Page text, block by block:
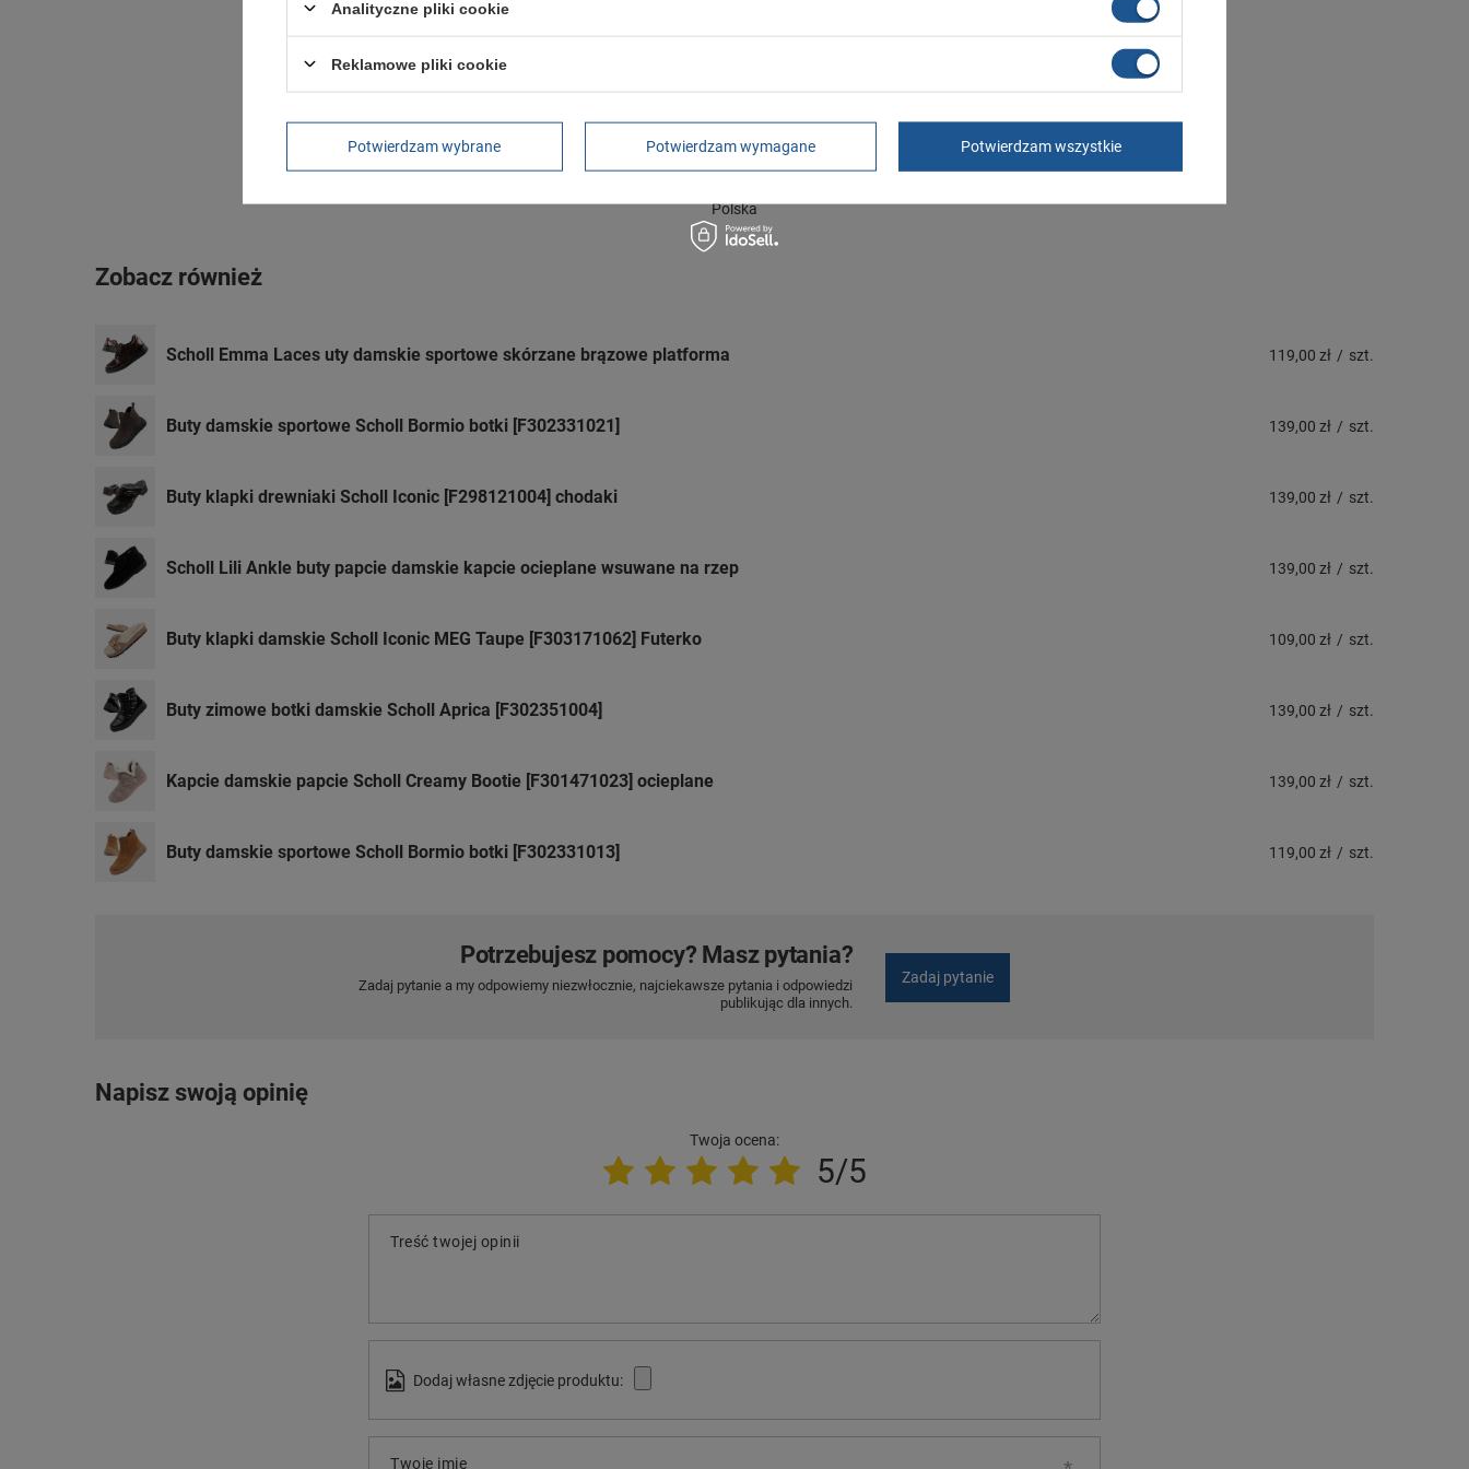
Butomania.pl
Kościuszki 27b
Polska
Zobacz również
Scholl Emma Laces uty damskie sportowe skórzane brązowe platforma 119,00 zł / szt.
Buty damskie sportowe Scholl Bormio botki [F302331021] 139,00 zł / szt.
Buty klapki drewniaki Scholl Iconic [F298121004] chodaki 139,00 zł / szt.
Scholl Lili Ankle buty papcie damskie kapcie ocieplane wsuwane na rzep 139,00 zł / szt.
Buty klapki damskie Scholl Iconic MEG Taupe [F303171062] Futerko 109,00 zł / szt.
Buty zimowe botki damskie Scholl Aprica [F302351004] 139,00 zł / szt.
Kapcie damskie papcie Scholl Creamy Bootie [F301471023] ocieplane 139,00 zł / szt.
Buty damskie sportowe Scholl Bormio botki [F302331013] 119,00 zł / szt.
Potrzebujesz pomocy? Masz pytania?
Zadaj pytanie a my odpowiemy niezwłocznie, najciekawsze pytania i odpowiedzi
publikując dla innych.
Zadaj pytanie
Napisz swoją opinię
Twoja ocena:
5/5
Treść twojej opinii
Dodaj własne zdjęcie produktu:
Twoje imię
Analityczne pliki cookie
Reklamowe pliki cookie
Potwierdzam wybrane Potwierdzam wymagane Potwierdzam wszystkie